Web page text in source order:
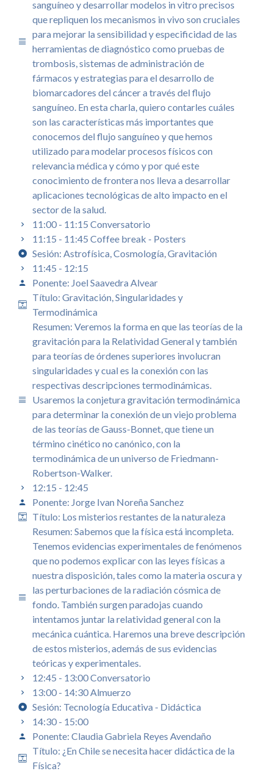
sanguíneo y desarrollar modelos in vitro precisos
que repliquen los mecanismos in vivo son cruciales
para mejorar la sensibilidad y especificidad de las
herramientas de diagnóstico como pruebas de
trombosis, sistemas de administración de
fármacos y estrategias para el desarrollo de
biomarcadores del cáncer a través del flujo
sanguíneo. En esta charla, quiero contarles cuáles
son las características más importantes que
conocemos del flujo sanguíneo y que hemos
utilizado para modelar procesos físicos con
relevancia médica y cómo y por qué este
conocimiento de frontera nos lleva a desarrollar
aplicaciones tecnológicas de alto impacto en el
sector de la salud.
11:00 - 11:15 Conversatorio
11:15 - 11:45 Coffee break - Posters
Sesión: Astrofísica, Cosmología, Gravitación
11:45 - 12:15
Ponente: Joel Saavedra Alvear
Título: Gravitación, Singularidades y
Termodinámica
Resumen: Veremos la forma en que las teorías de la
gravitación para la Relatividad General y también
para teorías de órdenes superiores involucran
singularidades y cual es la conexión con las
respectivas descripciones termodinámicas.
Usaremos la conjetura gravitación termodinámica
para determinar la conexión de un viejo problema
de las teorías de Gauss-Bonnet, que tiene un
término cinético no canónico, con la
termodinámica de un universo de Friedmann-
Robertson-Walker.
12:15 - 12:45
Ponente: Jorge Ivan Noreña Sanchez
Título: Los misterios restantes de la naturaleza
Resumen: Sabemos que la física está incompleta.
Tenemos evidencias experimentales de fenómenos
que no podemos explicar con las leyes físicas a
nuestra disposición, tales como la materia oscura y
las perturbaciones de la radiación cósmica de
fondo. También surgen paradojas cuando
intentamos juntar la relatividad general con la
mecánica cuántica. Haremos una breve descripción
de estos misterios, además de sus evidencias
teóricas y experimentales.
12:45 - 13:00 Conversatorio
13:00 - 14:30 Almuerzo
Sesión: Tecnología Educativa - Didáctica
14:30 - 15:00
Ponente: Claudia Gabriela Reyes Avendaño
Título: ¿En Chile se necesita hacer didáctica de la
Física?